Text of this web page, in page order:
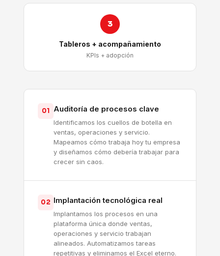
3
Tableros + acompañamiento
KPIs + adopción
01 Auditoría de procesos clave
Identificamos los cuellos de botella en
ventas, operaciones y servicio.
Mapeamos cómo trabaja hoy tu empresa
y diseñamos cómo debería trabajar para
crecer sin caos.
02 Implantación tecnológica real
Implantamos los procesos en una
plataforma única donde ventas,
operaciones y servicio trabajan
alineados. Automatizamos tareas
repetitivas y eliminamos el Excel eterno.